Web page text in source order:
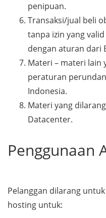
penipuan.
Transaksi/jual beli
tanpa izin yang
dengan aturan dari
Materi – materi lain
peraturan
Indonesia.
Materi yang
Datacenter.
Penggunaan
Pelanggan dilarang
hosting untuk: